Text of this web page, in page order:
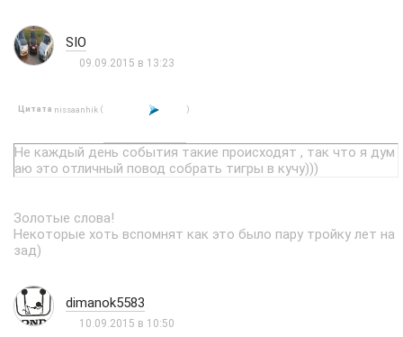
SIO
09.09.2015 в 13:23
Цитата nissaanhik ( )
Не каждый день события такие происходят , так что я дум
аю это отличный повод собрать тигры в кучу)))
Золотые слова!
Некоторые хоть вспомнят как это было пару тройку лет на
зад)
dimanok5583
10.09.2015 в 10:50